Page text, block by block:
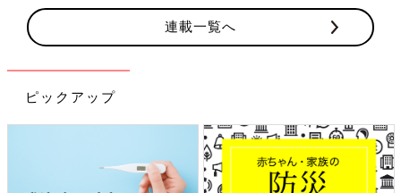
連載一覧へ
ピックアップ